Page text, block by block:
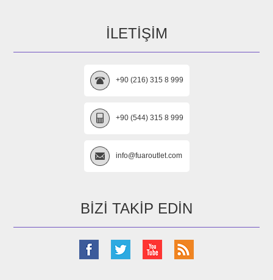
İLETIŞIM
+90 (216) 315 8 999
+90 (544) 315 8 999
info@fuaroutlet.com
BIZI TAKIP EDIN